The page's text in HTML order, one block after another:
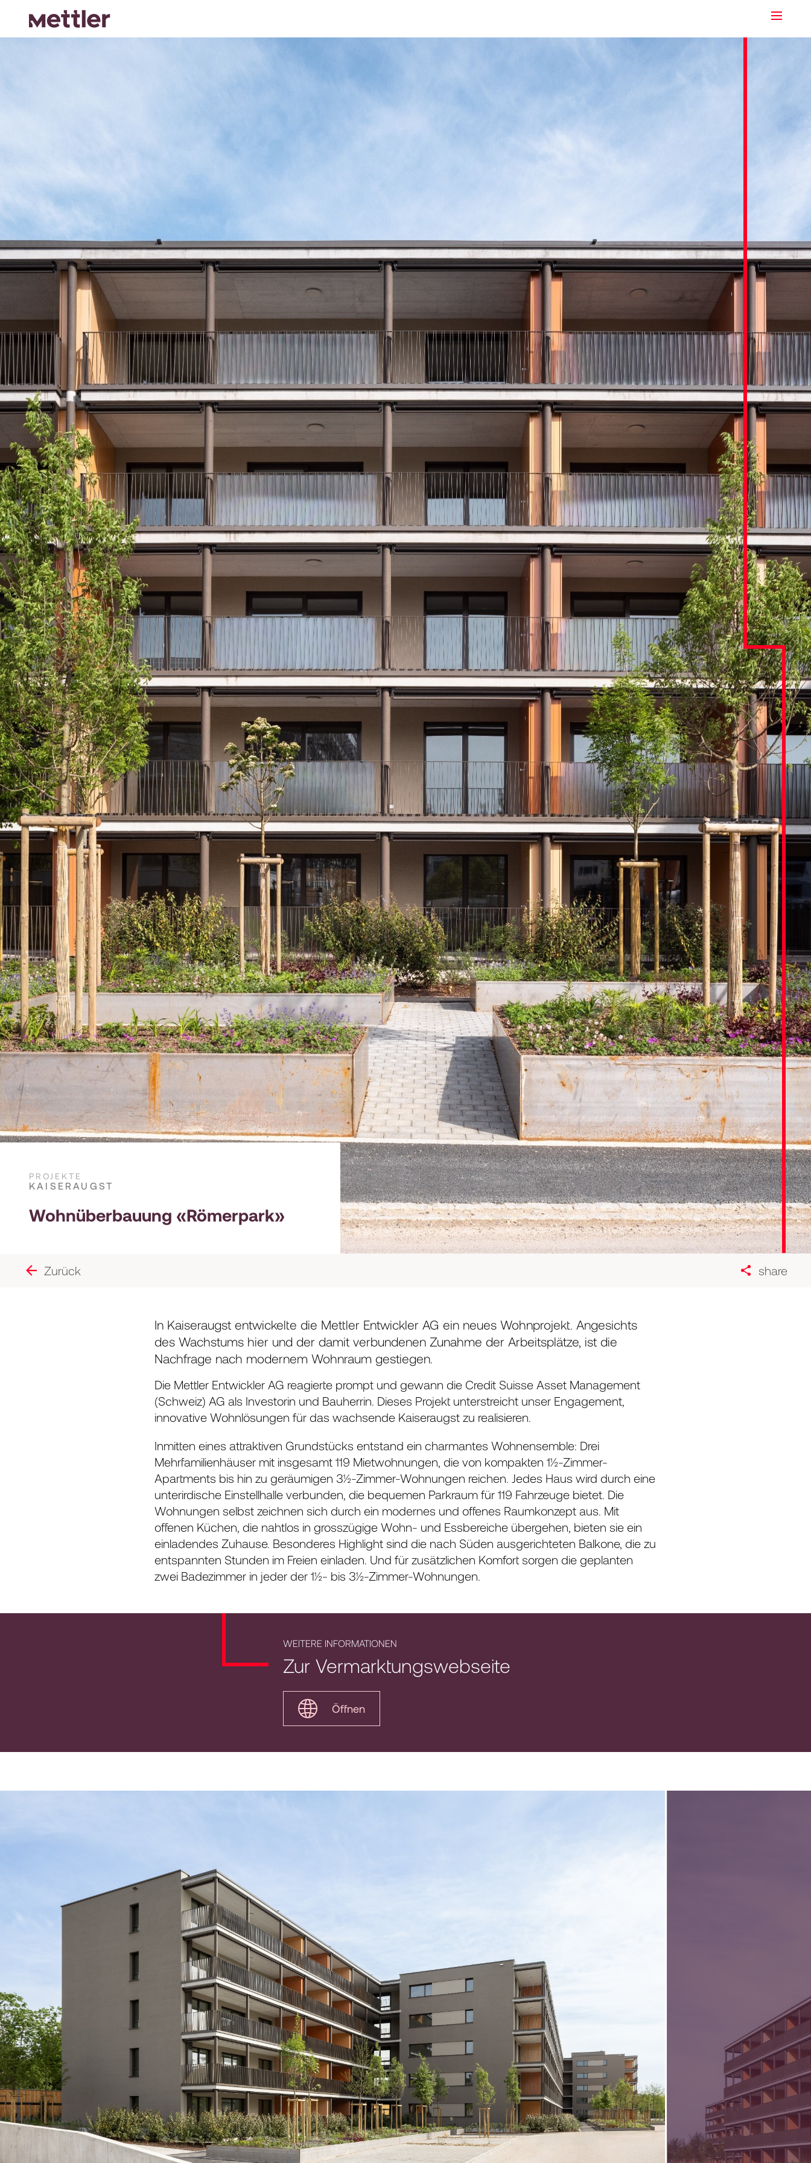
PROJEKTE
KAISERAUGST
Wohnüberbauung «Römerpark»
Zurück share
In Kaiseraugst entwickelte die Mettler Entwickler AG ein neues Wohnprojekt. Angesichts
des Wachstums hier und der damit verbundenen Zunahme der Arbeitsplätze, ist die
Nachfrage nach modernem Wohnraum gestiegen.
Die Mettler Entwickler AG reagierte prompt und gewann die Credit Suisse Asset Management
(Schweiz) AG als Investorin und Bauherrin. Dieses Projekt unterstreicht unser Engagement,
innovative Wohnlösungen für das wachsende Kaiseraugst zu realisieren.
Inmitten eines attraktiven Grundstücks entstand ein charmantes Wohnensemble: Drei
Mehrfamilienhäuser mit insgesamt 119 Mietwohnungen, die von kompakten 1½-Zimmer-
Apartments bis hin zu geräumigen 3½-Zimmer-Wohnungen reichen. Jedes Haus wird durch eine
unterirdische Einstellhalle verbunden, die bequemen Parkraum für 119 Fahrzeuge bietet. Die
Wohnungen selbst zeichnen sich durch ein modernes und offenes Raumkonzept aus. Mit
offenen Küchen, die nahtlos in grosszügige Wohn- und Essbereiche übergehen, bieten sie ein
einladendes Zuhause. Besonderes Highlight sind die nach Süden ausgerichteten Balkone, die zu
entspannten Stunden im Freien einladen. Und für zusätzlichen Komfort sorgen die geplanten
zwei Badezimmer in jeder der 1½- bis 3½-Zimmer-Wohnungen.
WEITERE INFORMATIONEN
Zur Vermarktungswebseite
Öffnen